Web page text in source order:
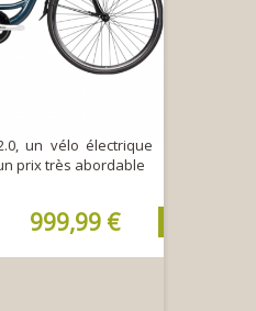
un vélo électrique
prix très abordable
999,99 €